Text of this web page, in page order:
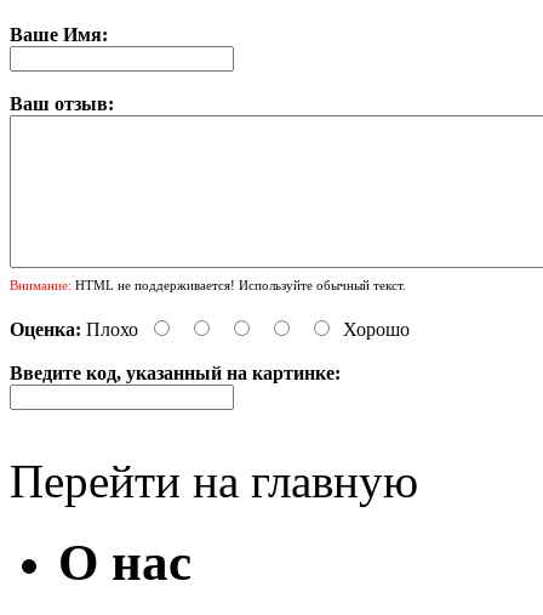
Ваше Имя:
Ваш отзыв:
Внимание: HTML не поддерживается! Используйте обычный текст.
Оценка: Плохо Хорошо
Введите код, указанный на картинке:
Перейти на главную
О нас